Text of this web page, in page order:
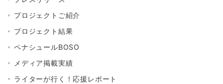
プロジェクトご紹介
プロジェクト結果
ペナシュールBOSO
メディア掲載実績
ライターが行く！応援レポート